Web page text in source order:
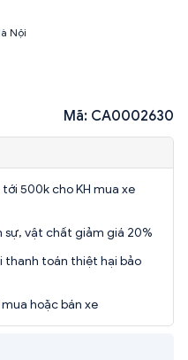
Nội
Mã: CA0002630
500k cho KH mua xe
sự, vật chất giảm giá 20%
thanh toán thiệt hại bảo
hoặc bán xe